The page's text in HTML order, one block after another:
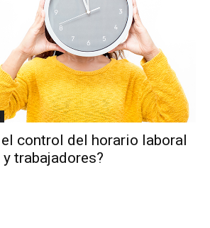
control del horario laboral
trabajadores?